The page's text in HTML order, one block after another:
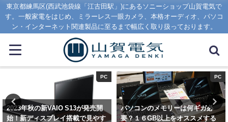
東京都練馬区(西武池袋線「江古田駅」)にあるソニーショップ山賀電気で
す。一般家電をはじめ、ミラーレス一眼カメラ、本格オーディオ、パソコ
ン・インターネット関連製品に至るまで幅広く取り扱っております。
PC
2023年秋の新VAIO S13が発売開
始！新ディスプレイ搭載で見やす
PC
パソコンのメモリーは何ギガ必
要？１６GB以上をオススメする